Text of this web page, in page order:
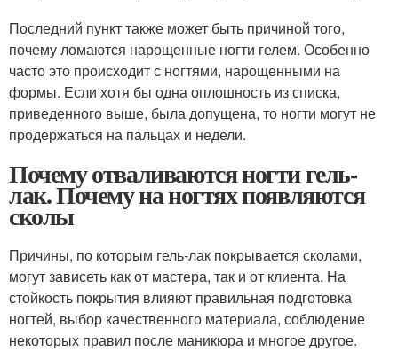
Последний пункт также может быть причиной того,
почему ломаются нарощенные ногти гелем. Особенно
часто это происходит с ногтями, нарощенными на
формы. Если хотя бы одна оплошность из списка,
приведенного выше, была допущена, то ногти могут не
продержаться на пальцах и недели.
Почему отваливаются ногти гель-
лак. Почему на ногтях появляются
сколы
Причины, по которым гель-лак покрывается сколами,
могут зависеть как от мастера, так и от клиента. На
стойкость покрытия влияют правильная подготовка
ногтей, выбор качественного материала, соблюдение
некоторых правил после маникюра и многое другое.